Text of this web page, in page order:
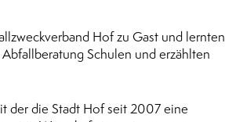
Hof zu Gast und lernten
Schulen und erzählten
der die Stadt Hof seit 2007 eine